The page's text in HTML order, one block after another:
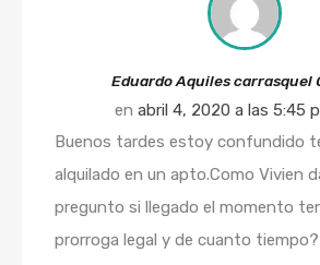
Eduardo Aquiles carrasquel
en abril 4, 2020 a las 5:45
Buenos tardes estoy confundido
alquilado en un apto.Como Vivien
pregunto si llegado el momento
prorroga legal y de cuanto tiempo?